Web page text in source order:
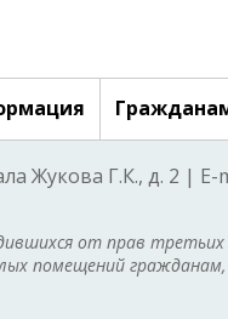
Жукова Г.К., д. 2 | E-
от прав
помещений